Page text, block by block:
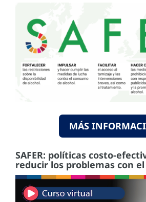
MÁS
SAFER: políticas costo-
reducir los problemas con